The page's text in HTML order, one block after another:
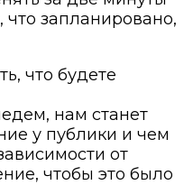
что запланировано,
что будете
нам станет
у публики и чем
от
чтобы это было